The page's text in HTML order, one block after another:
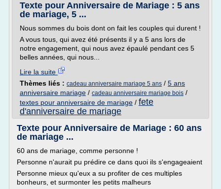
Texte pour Anniversaire de Mariage : 5 ans
de mariage, 5 ...
Nous sommes du bois dont on fait les couples qui durent !
A vous tous, qui avez été présents il y a 5 ans lors de
notre engagement, qui nous avez épaulé pendant ces 5
belles années, qui nous...
Lire la suite
Thèmes liés : cadeau anniversaire mariage 5 ans / 5 ans
anniversaire mariage / cadeau anniversaire mariage bois /
textes pour anniversaire de mariage / fete
d'anniversaire de mariage
Texte pour Anniversaire de Mariage : 60 ans
de mariage ...
60 ans de mariage, comme personne !
Personne n'aurait pu prédire ce dans quoi ils s'engageaient
Personne mieux qu'eux a su profiter de ces multiples
bonheurs, et surmonter les petits malheurs